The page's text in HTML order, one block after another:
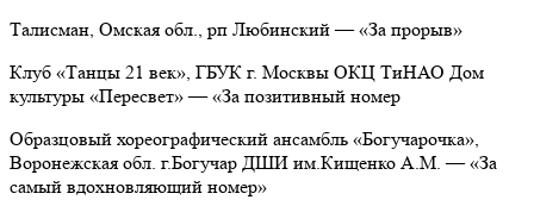
Талисман, Омская обл., рп Любинский— «За прорыв»
Клуб «Танцы 21 век», ГБУК г. Москвы ОКЦ ТиНАО Дом
культуры «Пересвет» —«За позитивный номер
Образцовый хореографический ансамбль «Богучарочка»,
Воронежская обл. г.Богучар ДШИ им.Кищенко А.М. — «За
самый вдохновляющий номер»